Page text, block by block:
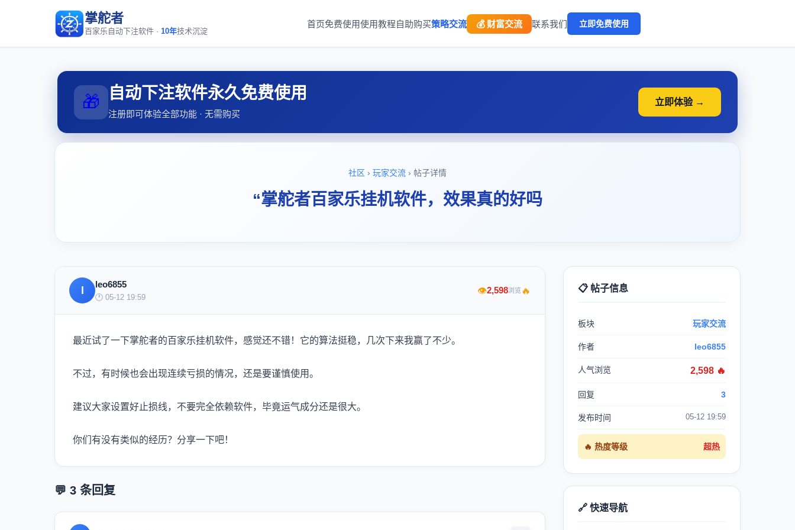
掌舵者
百家乐自动下注软件 · 10年技术沉淀
首页免费使用使用教程自助购买策略交流 💰 财富交流 联系我们 立即免费使用
🎁 自动下注软件永久免费使用
注册即可体验全部功能 · 无需购买
立即体验 →
社区 › 玩家交流 › 帖子详情
“掌舵者百家乐挂机软件，效果真的好吗
leo6855
🕐 05-12 19:59
👁2,598浏览🔥
最近试了一下掌舵者的百家乐挂机软件，感觉还不错！它的算法挺稳，几次下来我赢了不少。
不过，有时候也会出现连续亏损的情况，还是要谨慎使用。
建议大家设置好止损线，不要完全依赖软件，毕竟运气成分还是很大。
你们有没有类似的经历？分享一下吧！
💬 3 条回复
📋 帖子信息
板块 玩家交流
作者 leo6855
人气浏览 2,598 🔥
回复 3
发布时间 05-12 19:59
🔥 热度等级 超热
🔗 快速导航